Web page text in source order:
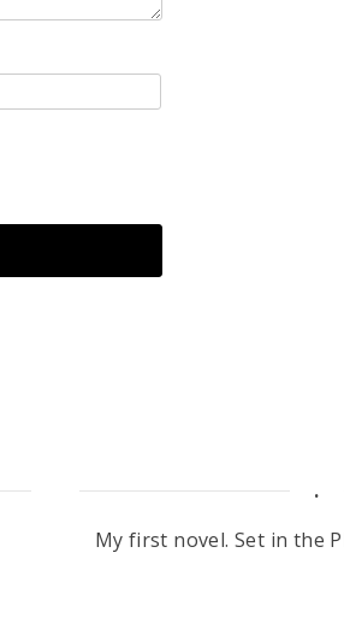
.
My first novel. Set in the